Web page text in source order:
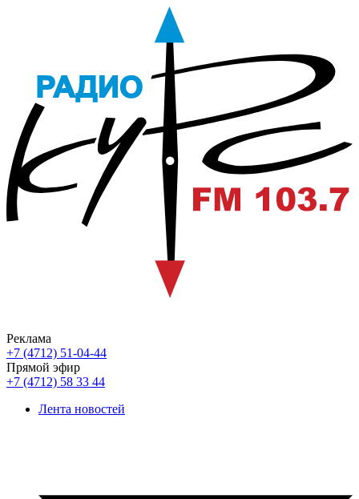
Реклама
+7 (4712) 51-04-44
Прямой эфир
+7 (4712) 58 33 44
Лента новостей